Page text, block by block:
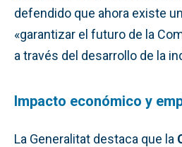
defendido que ahora existe
«garantizar el futuro de la
a través del desarrollo de la
Impacto económico y
La Generalitat destaca que la